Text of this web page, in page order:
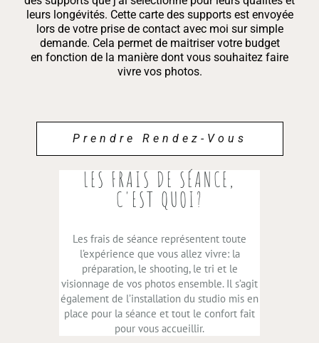
leurs longévités. Cette cartedes supports est envoyée
lors de votre prise de contact avec moi sur simple
demande. Cela permet de maitriser votre budget
en fonction de la manière dont vous souhaitez faire
vivre vos photos.
Prendre Rendez-Vous
LES FRAIS DE SÉANCE,
C'EST QUOI?
Les frais de séance représentent toute
l’expérience que vous allez vivre: la
préparation, le shooting, le tri et le
visionnage de vos photos ensemble. Il s’agit
également de l’installation du studio mis en
place pour la séance et tout le confort fait
pour vous accueillir.